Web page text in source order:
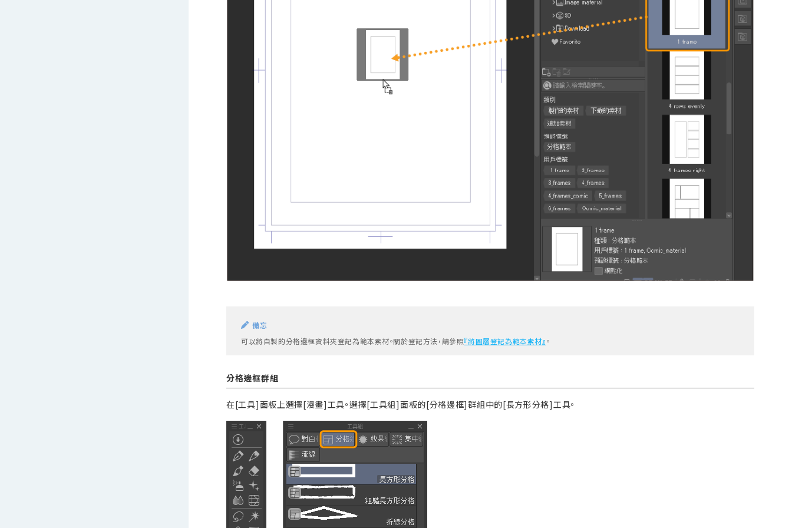
備忘
可以將自製的分格邊框資料夾登記為範本素材。關於登記方法，請參照『將圖層登記為範本素材』。
分格邊框群組
在[工具]面板上選擇[漫畫]工具。選擇[工具組]面板的[分格邊框]群組中的[長方形分格]工具。